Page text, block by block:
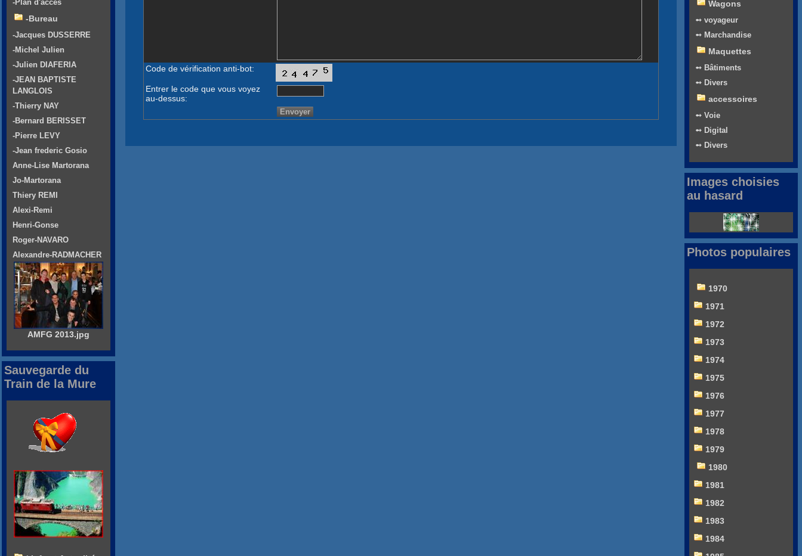
Code de vérification anti-bot:
Entrer le code que vous voyez
au-dessus:
-Plan d'accés
-Bureau
-Jacques DUSSERRE
-Michel Julien
-Julien DIAFERIA
-JEAN BAPTISTE
LANGLOIS
-Thierry NAY
-Bernard BERISSET
-Pierre LEVY
-Jean frederic Gosio
Anne-Lise Martorana
Jo-Martorana
Thiery REMI
Alexi-Remi
Henri-Gonse
Roger-NAVARO
Alexandre-RADMACHER
AMFG 2013.jpg
Sauvegarde du
Train de la Mure
Wagons
➻ voyageur
➻ Marchandise
Maquettes
➻ Bâtiments
➻ Divers
accessoires
➻ Voie
➻ Digital
➻ Divers
Images choisies
au hasard
Photos populaires
1970
1971
1972
1973
1974
1975
1976
1977
1978
1979
1980
1981
1982
1983
1984